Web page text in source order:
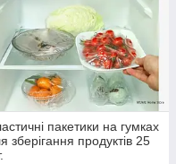
пакетики на гумках
зберігання продуктів 25